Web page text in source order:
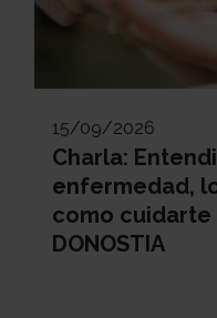
15/09/2026
Charla:
enfermedad,
como
DONOSTIA